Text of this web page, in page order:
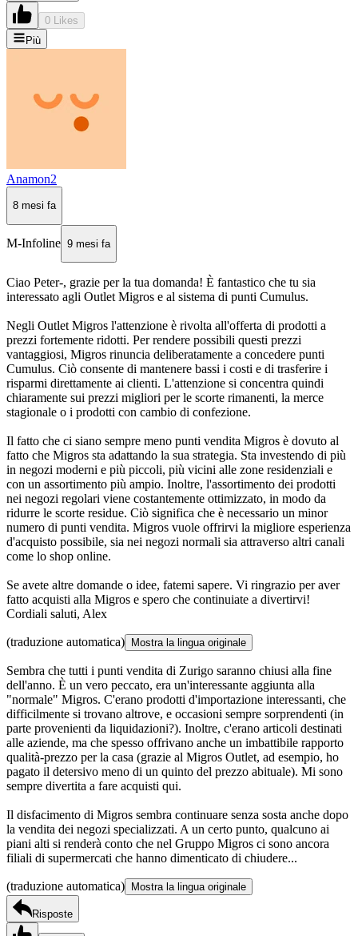
0 Likes
Più
Anamon2
8 mesi fa
M-Infoline 9 mesi fa
Ciao Peter-, grazie per la tua domanda! È fantastico che tu sia
interessato agli Outlet Migros e al sistema di punti Cumulus.
Negli Outlet Migros l'attenzione è rivolta all'offerta di prodotti a
prezzi fortemente ridotti. Per rendere possibili questi prezzi
vantaggiosi, Migros rinuncia deliberatamente a concedere punti
Cumulus. Ciò consente di mantenere bassi i costi e di trasferire i
risparmi direttamente ai clienti. L'attenzione si concentra quindi
chiaramente sui prezzi migliori per le scorte rimanenti, la merce
stagionale o i prodotti con cambio di confezione.
Il fatto che ci siano sempre meno punti vendita Migros è dovuto al
fatto che Migros sta adattando la sua strategia. Sta investendo di più
in negozi moderni e più piccoli, più vicini alle zone residenziali e
con un assortimento più ampio. Inoltre, l'assortimento dei prodotti
nei negozi regolari viene costantemente ottimizzato, in modo da
ridurre le scorte residue. Ciò significa che è necessario un minor
numero di punti vendita. Migros vuole offrirvi la migliore esperienza
d'acquisto possibile, sia nei negozi normali sia attraverso altri canali
come lo shop online.
Se avete altre domande o idee, fatemi sapere. Vi ringrazio per aver
fatto acquisti alla Migros e spero che continuiate a divertirvi!
Cordiali saluti, Alex
(traduzione automatica) Mostra la lingua originale
Sembra che tutti i punti vendita di Zurigo saranno chiusi alla fine
dell'anno. È un vero peccato, era un'interessante aggiunta alla
"normale" Migros. C'erano prodotti d'importazione interessanti, che
difficilmente si trovano altrove, e occasioni sempre sorprendenti (in
parte provenienti da liquidazioni?). Inoltre, c'erano articoli destinati
alle aziende, ma che spesso offrivano anche un imbattibile rapporto
qualità-prezzo per la casa (grazie al Migros Outlet, ad esempio, ho
pagato il detersivo meno di un quinto del prezzo abituale). Mi sono
sempre divertita a fare acquisti qui.
Il disfacimento di Migros sembra continuare senza sosta anche dopo
la vendita dei negozi specializzati. A un certo punto, qualcuno ai
piani alti si renderà conto che nel Gruppo Migros ci sono ancora
filiali di supermercati che hanno dimenticato di chiudere...
(traduzione automatica) Mostra la lingua originale
Risposte